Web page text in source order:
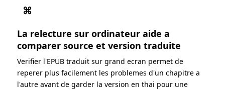
⌘
La relecture sur ordinateur aide a
comparer source et version traduite
Verifier l'EPUB traduit sur grand ecran permet de
reperer plus facilement les problemes d'un chapitre a
l'autre avant de garder la version en thai pour une